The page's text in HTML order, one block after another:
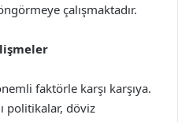
çalışmaktadır.
faktörle karşı karşıya.
politikalar, döviz